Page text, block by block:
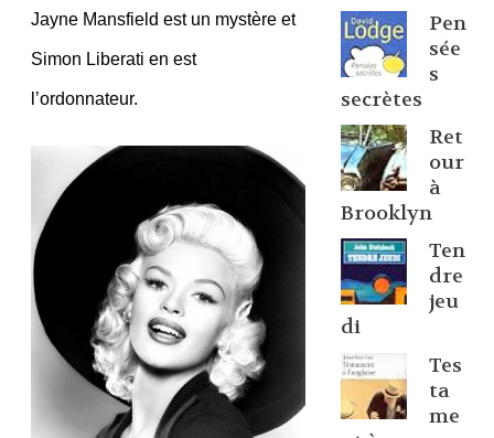
Jayne Mansfield est un mystère et
Simon Liberati en est
l’ordonnateur.
Pen
sée
s
secrètes
Ret
our
à
Brooklyn
Ten
dre
jeu
di
Tes
ta
me